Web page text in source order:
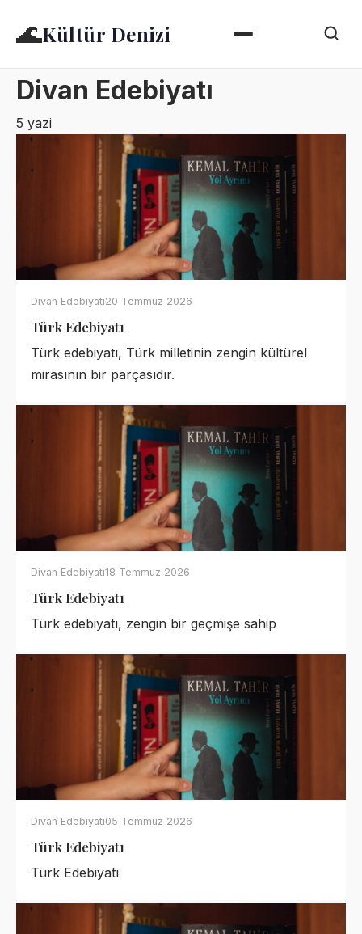
🌊Kültür Denizi
Divan Edebiyatı
5 yazi
Divan Edebiyatı20 Temmuz 2026
Türk Edebiyatı
Türk edebiyatı, Türk milletinin zengin kültürel
mirasının bir parçasıdır.
Divan Edebiyatı18 Temmuz 2026
Türk Edebiyatı
Türk edebiyatı, zengin bir geçmişe sahip
Divan Edebiyatı05 Temmuz 2026
Türk Edebiyatı
Türk Edebiyatı